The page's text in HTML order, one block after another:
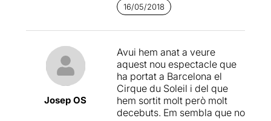
actuant) ... una "maja"
espanyola vestida de negre
apareix a la rampa, mentre
intenten representar un
"tablao flamenc" i una cursa
de braus.....vergonya
aliena !!!
Malgrat que a la web del
16/05/2018
Josep OS
Avui hem anat a veure
aquest nou espectacle que
ha portat a Barcelona el
Cirque du Soleil i del que
hem sortit molt però molt
decebuts. Em sembla que no